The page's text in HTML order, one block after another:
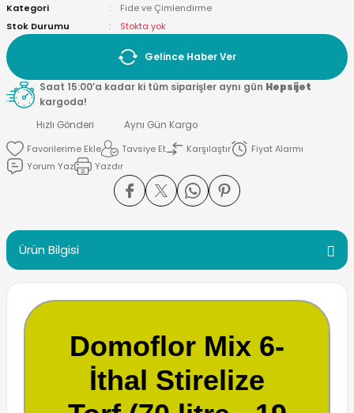
Kategori
Fide ve Çimlendirme
Stok Durumu
Stokta yok
Gelince Haber Ver
Saat 15:00’a kadar ki tüm siparişler aynı gün Hepsijet
kargoda!
Hızlı Gönderi
Aynı Gün Kargo
Tavsiye Et
Karşılaştır
Fiyat Alarmı
Yorum Yaz
Yazdır
Ürün Bilgisi
Domoflor Mix 6-
İthal Stirelize